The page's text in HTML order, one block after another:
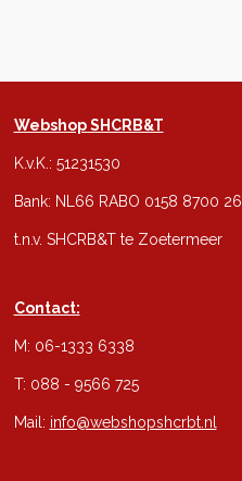
Webshop SHCRB&T
K.v.K.: 51231530
Bank: NL66 RABO 0158 8700 26
t.n.v. SHCRB&T te Zoetermeer
Contact:
M: 06-1333 6338
T: 088 - 9566 725
Mail: info@webshopshcrbt.nl